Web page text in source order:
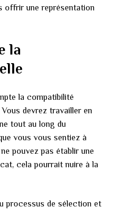
offrir une représentation
la
la compatibilité
devrez travailler en
tout au long du
vous vous sentiez à
pouvez pas établir une
cela pourrait nuire à la
processus de sélection et